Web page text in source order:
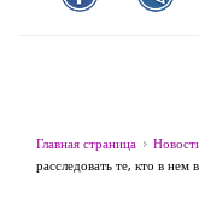
Главная страница
расследовать те, кто в